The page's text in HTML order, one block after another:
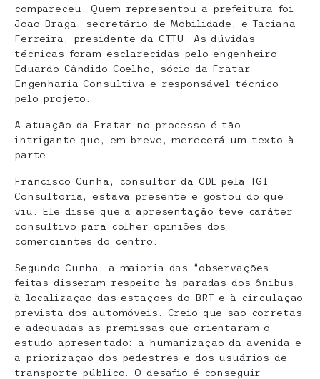
compareceu. Quem representou a prefeitura foi
João Braga, secretário de Mobilidade, e Taciana
Ferreira, presidente da CTTU. As dúvidas
técnicas foram esclarecidas pelo engenheiro
Eduardo Cândido Coelho, sócio da Fratar
Engenharia Consultiva e responsável técnico
pelo projeto.
A atuação da Fratar no processo é tão
intrigante que, em breve, merecerá um texto à
parte.
Francisco Cunha, consultor da CDL pela TGI
Consultoria, estava presente e gostou do que
viu. Ele disse que a apresentação teve caráter
consultivo para colher opiniões dos
comerciantes do centro.
Segundo Cunha, a maioria das “observações
feitas disseram respeito às paradas dos ônibus,
à localização das estações do BRT e à circulação
prevista dos automóveis. Creio que são corretas
e adequadas as premissas que orientaram o
estudo apresentado: a humanização da avenida e
a priorização dos pedestres e dos usuários de
transporte público. O desafio é conseguir